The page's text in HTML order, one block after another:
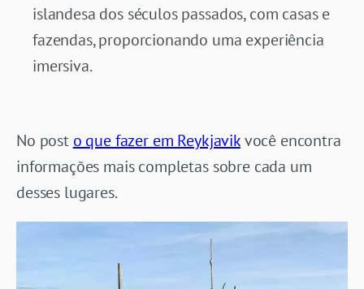
islandesa dos séculos passados, com casas e
fazendas, proporcionando uma experiência
imersiva.
No post o que fazer em Reykjavikvocê encontra
informações mais completas sobre cada um
desses lugares.